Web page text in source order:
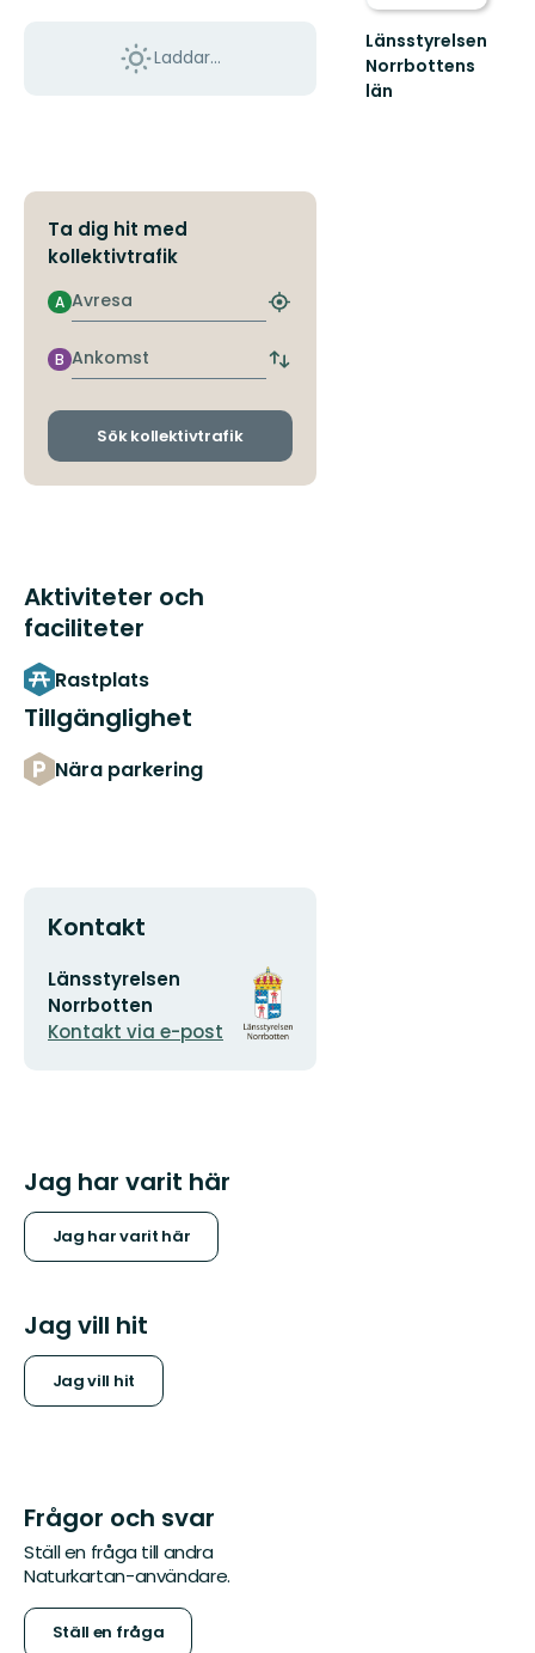
Laddar...
Ta dig hit med
kollektivtrafik
Avresa
A
Hitta
hållplats
Ankomst
B
Byt
och
Sök kollektivtrafik
Aktiviteter och
faciliteter
Rastplats
Tillgänglighet
Nära parkering
Kontakt
E-
postadress
Länsstyrelsen
Norrbotten
Kontakt via e-post
Organisationens
logotyp
Jag har varit här
Jag har varit här
Jag vill hit
Jag vill hit
Frågor och svar
Ställ en fråga till andra
Naturkartan-användare.
Ställ en fråga
Länsstyrelsen
Norrbottens
län